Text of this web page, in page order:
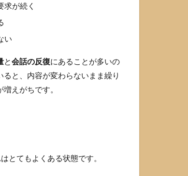
が続く
い
と会話の反復にあることが多いの
と、内容が変わらないまま繰り
えがちです。
とてもよくある状態です。